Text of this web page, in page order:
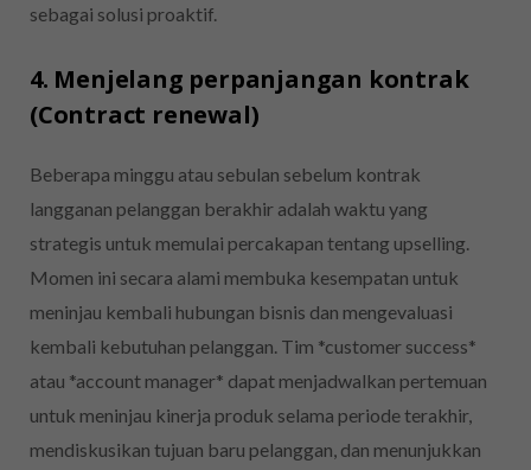
sebagai solusi proaktif.
4. Menjelang perpanjangan kontrak
(Contract renewal)
Beberapa minggu atau sebulan sebelum kontrak
langganan pelanggan berakhir adalah waktu yang
strategis untuk memulai percakapan tentang upselling.
Momen ini secara alami membuka kesempatan untuk
meninjau kembali hubungan bisnis dan mengevaluasi
kembali kebutuhan pelanggan. Tim *customer success*
atau *account manager* dapat menjadwalkan pertemuan
untuk meninjau kinerja produk selama periode terakhir,
mendiskusikan tujuan baru pelanggan, dan menunjukkan